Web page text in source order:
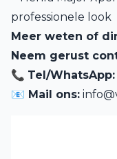
professionele look
Meer weten of
Neem gerust
📞 Tel/WhatsApp:
📧 Mail ons: